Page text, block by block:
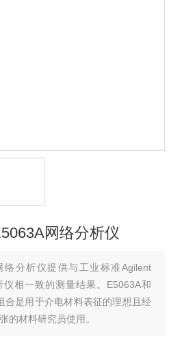
网络分析仪
络分析仪提供与工业标准Agilent
仪相一致的测量结果。E5063A和
合是用于介电材料表征的理想且经
的材料研究员使用。